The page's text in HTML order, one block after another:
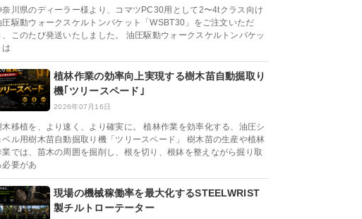
奈川県のディーラー様より、コマツPC30用として2〜4tクラス向け
圧駆動ウォークスケルトンバケット「WSBT30」をご注文いただ
、このたび発送いたしました。 油圧駆動ウォークスケルトンバケッ
は
植林作業の効率向上実現する樹木苗自動掘取り
機｢ツリースペード｣
2026年07月16日
木移植を、より速く、より確実に。 植林作業を効率化する、油圧シ
ベル用樹木苗自動掘取り機「ツリースペード」 樹木苗の生産や植林
業では、苗木の周囲を掘削し、根を切り、根鉢を整えながら掘り取
必要があ
現場の機械稼働率を最大化するSTEELWRIST
製チルトローテーター